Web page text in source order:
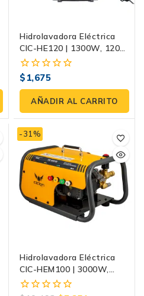
Hidrolavadora Eléctrica
CIC-HE120 | 1300W, 120
Bar (1740 PSI)
0
fuera
5
$ 1,675
AÑADIR AL CARRITO
-31%
Hidrolavadora Eléctrica
CIC-HEM100 | 3000W,
2175 PSI, Con Motor De
Imanes Permanentes